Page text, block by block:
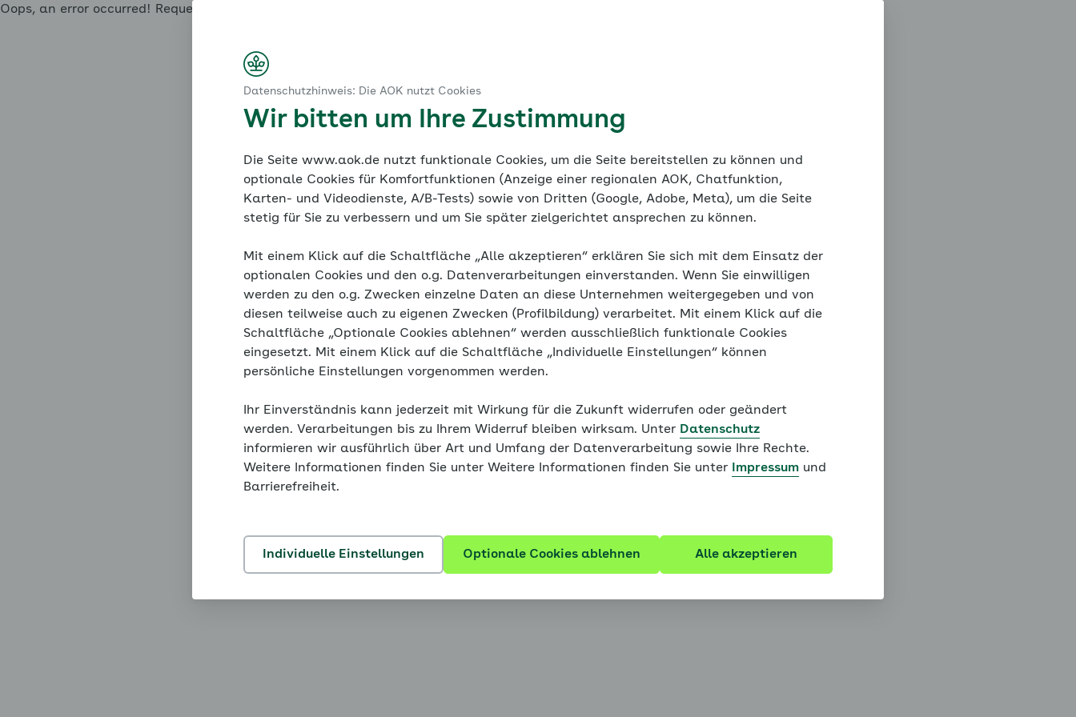
Oops, an error occurred! Request: 9b18f15991848 Event: b216a384051b4795bca80dab9770ed45
Datenschutzhinweis: Die AOK nutzt Cookies
Wir bitten um Ihre Zustimmung
Die Seite www.aok.de nutzt funktionale Cookies, um die Seite bereitstellen zu können und
optionale Cookies für Komfortfunktionen (Anzeige einer regionalen AOK, Chatfunktion,
Karten- und Videodienste, A/B-Tests) sowie von Dritten (Google, Adobe, Meta), um die Seite
stetig für Sie zu verbessern und um Sie später zielgerichtet ansprechen zu können.
Mit einem Klick auf die Schaltfläche „Alle akzeptieren“ erklären Sie sich mit dem Einsatz der
optionalen Cookies und den o.g. Datenverarbeitungen einverstanden. Wenn Sie einwilligen
werden zu den o.g. Zwecken einzelne Daten an diese Unternehmen weitergegeben und von
diesen teilweise auch zu eigenen Zwecken (Profilbildung) verarbeitet. Mit einem Klick auf die
Schaltfläche „Optionale Cookies ablehnen“ werden ausschließlich funktionale Cookies
eingesetzt. Mit einem Klick auf die Schaltfläche „Individuelle Einstellungen“ können
persönliche Einstellungen vorgenommen werden.
Ihr Einverständnis kann jederzeit mit Wirkung für die Zukunft widerrufen oder geändert
werden. Verarbeitungen bis zu Ihrem Widerruf bleiben wirksam. Unter Datenschutz
informieren wir ausführlich über Art und Umfang der Datenverarbeitung sowie Ihre Rechte.
Weitere Informationen finden Sie unter Weitere Informationen finden Sie unter
Impressum und
Barrierefreiheit.
Individuelle Einstellungen Optionale Cookies ablehnen Alle akzeptieren